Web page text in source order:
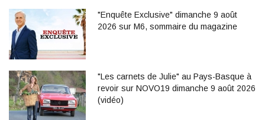
"Enquête Exclusive" dimanche 9 août
2026 sur M6, sommaire du magazine
"Les carnets de Julie" au Pays-Basque à
revoir sur NOVO19 dimanche 9 août 2026
(vidéo)